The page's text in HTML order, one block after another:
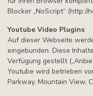
Blocker „NoScript“ (http://
Youtube Video Plugins
Auf dieser Webseite
eingebunden. Diese
Verfügung gestellt
Youtube wird betrieben
Parkway, Mountain View,